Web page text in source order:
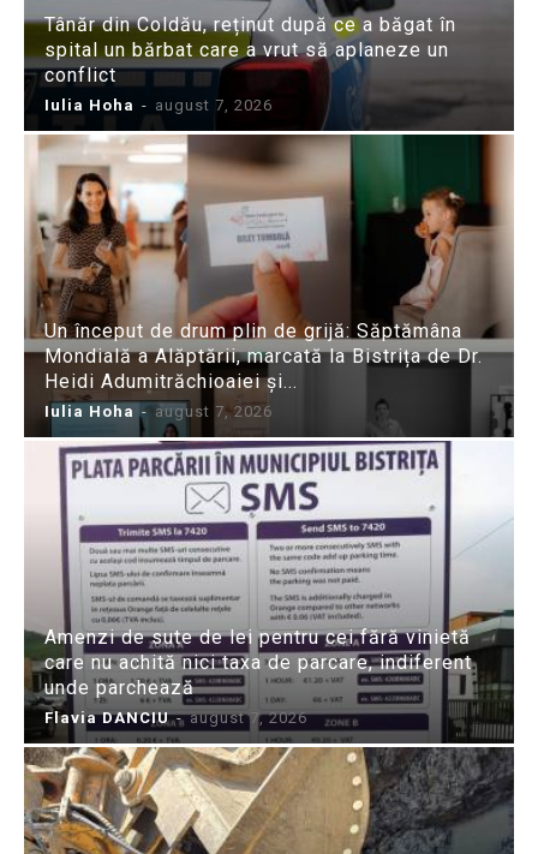
Tânăr din Coldău, reținut după ce a băgat în
spital un bărbat care a vrut să aplaneze un
conflict
Iulia Hoha - august 7, 2026
Un început de drum plin de grijă: Săptămâna
Mondială a Alăptării, marcată la Bistrița de Dr.
Heidi Adumitrăchioaiei și...
Iulia Hoha - august 7, 2026
Amenzi de sute de lei pentru cei fără vinietă
care nu achită nici taxa de parcare, indiferent
unde parchează
Flavia DANCIU - august 7, 2026